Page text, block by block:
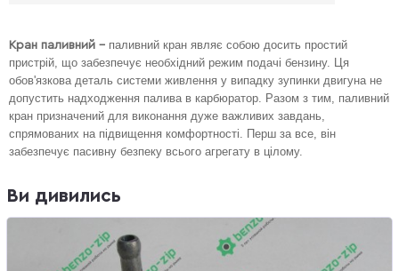
Кран паливний - паливний кран являє собою досить простий
пристрій, що забезпечує необхідний режим подачі бензину. Ця
обов'язкова деталь системи живлення у випадку зупинки двигуна не
допустить надходження палива в карбюратор. Разом з тим, паливний
кран призначений для виконання дуже важливих завдань,
спрямованих на підвищення комфортності. Перш за все, він
забезпечує пасивну безпеку всього агрегату в цілому.
Ви дивились